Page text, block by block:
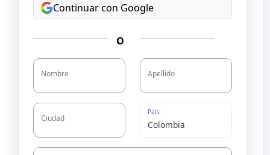
Continuar con Google
O
Nombre Apellido
Ciudad
País